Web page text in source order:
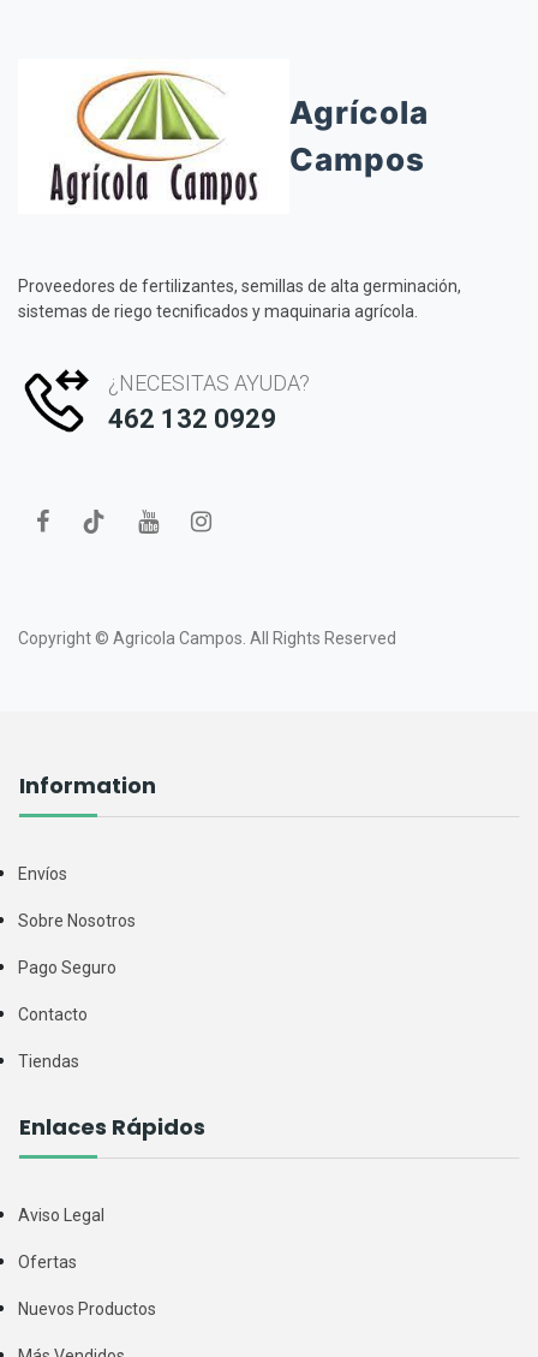
Agrícola
Campos
Proveedores de fertilizantes, semillas de alta germinación,
sistemas de riego tecnificados y maquinaria agrícola.
¿NECESITAS AYUDA?
462 132 0929
Copyright © Agricola Campos. All Rights Reserved
Information
Envíos
Sobre Nosotros
Pago Seguro
Contacto
Tiendas
Enlaces Rápidos
Aviso Legal
Ofertas
Nuevos Productos